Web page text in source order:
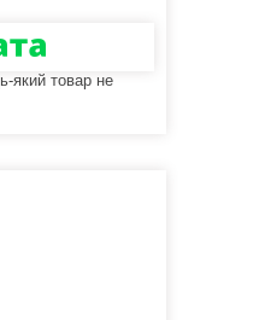
який товар не